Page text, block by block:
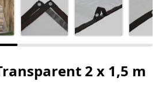
2 x 1,5 m